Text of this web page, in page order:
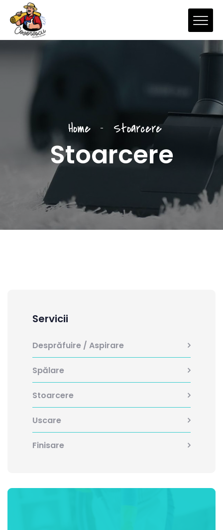
Home Stoarcere
Stoarcere
Servicii
Desprăfuire / Aspirare
Spălare
Stoarcere
Uscare
Finisare